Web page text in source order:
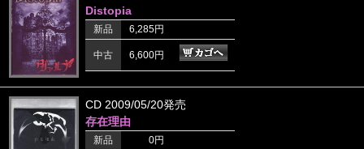
Distopia
新品 6,285円
中古 6,600円
CD 2009/05/20発売
存在理由
新品 0円